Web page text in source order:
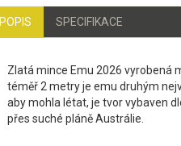
POPIS SPECIFIKACE
Zlatá mince Emu 2026 vyrobená
téměř 2 metry je emu druhým
aby mohla létat, je tvor vybaven
přes suché pláně Austrálie.